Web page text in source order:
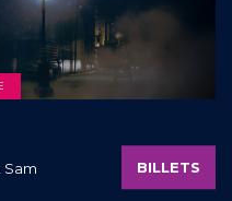
Sam
BILLETS